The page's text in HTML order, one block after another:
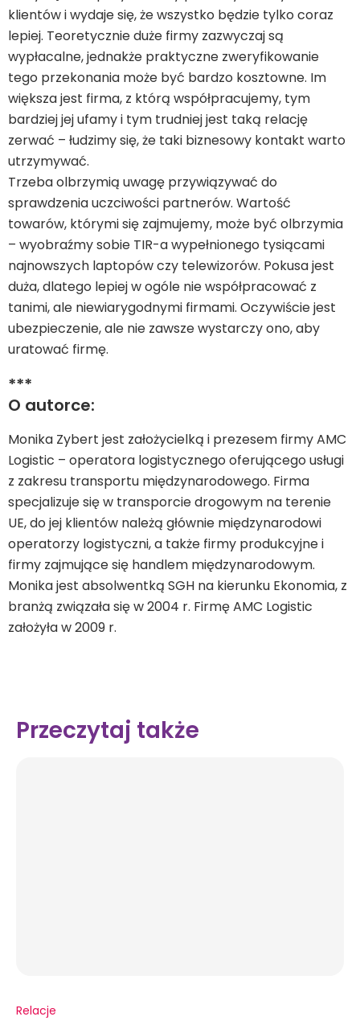
klientów i wydaje się, że wszystko będzie tylko coraz
lepiej. Teoretycznie duże firmy zazwyczaj są
wypłacalne, jednakże praktyczne zweryfikowanie
tego przekonania może być bardzo kosztowne. Im
większa jest firma, z którą współpracujemy, tym
bardziej jej ufamy i tym trudniej jest taką relację
zerwać – łudzimy się, że taki biznesowy kontakt warto
utrzymywać.
Trzeba olbrzymią uwagę przywiązywać do
sprawdzenia uczciwości partnerów. Wartość
towarów, którymi się zajmujemy, może być olbrzymia
– wyobraźmy sobie TIR-a wypełnionego tysiącami
najnowszych laptopów czy telewizorów. Pokusa jest
duża, dlatego lepiej w ogóle nie współpracować z
tanimi, ale niewiarygodnymi firmami. Oczywiście jest
ubezpieczenie, ale nie zawsze wystarczy ono, aby
uratować firmę.
***
O autorce:
Monika Zybert jest założycielką i prezesem firmy AMC
Logistic – operatora logistycznego oferującego usługi
z zakresu transportu międzynarodowego. Firma
specjalizuje się w transporcie drogowym na terenie
UE, do jej klientów należą głównie międzynarodowi
operatorzy logistyczni, a także firmy produkcyjne i
firmy zajmujące się handlem międzynarodowym.
Monika jest absolwentką SGH na kierunku Ekonomia, z
branżą związała się w 2004 r. Firmę AMC Logistic
założyła w 2009 r.
Przeczytaj także
Relacje